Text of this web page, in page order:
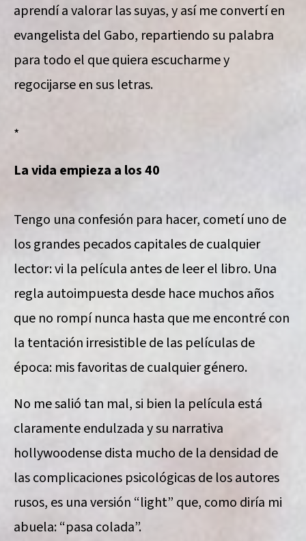
aprendí a valorar las suyas, y así me convertí en
evangelista del Gabo, repartiendo su palabra
para todo el que quiera escucharme y
regocijarse en sus letras.
*
La vida empieza a los 40
Tengo una confesión para hacer, cometí uno de
los grandes pecados capitales de cualquier
lector: vi la película antes de leer el libro. Una
regla autoimpuesta desde hace muchos años
que no rompí nunca hasta que me encontré con
la tentación irresistible de las películas de
época: mis favoritas de cualquier género.
No me salió tan mal, si bien la película está
claramente endulzada y su narrativa
hollywoodense dista mucho de la densidad de
las complicaciones psicológicas de los autores
rusos, es una versión “light” que, como diría mi
abuela: “pasa colada”.